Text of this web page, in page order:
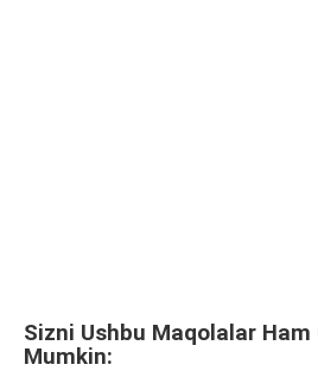
Sizni Ushbu Maqolalar
Mumkin: